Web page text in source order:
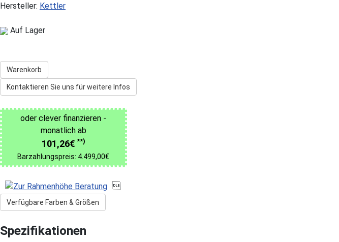
Hersteller: Kettler
Auf Lager
Warenkorb
Kontaktieren Sie uns für weitere Infos
oder clever finanzieren -
monatlich ab
101,26€ **)
Barzahlungspreis: 4.499,00€

Verfügbare Farben & Größen
Spezifikationen